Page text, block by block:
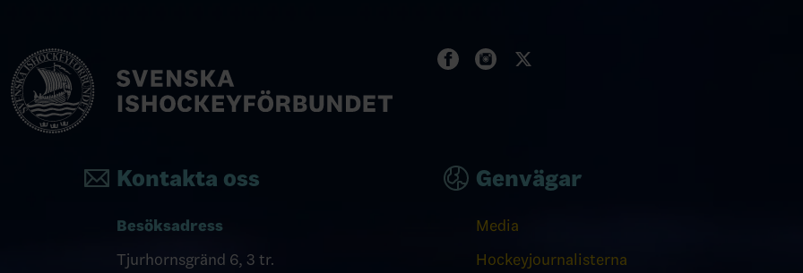
Kontakta oss
Besöksadress
Tjurhornsgränd 6, 3 tr.
Genvägar
Media
Hockeyjournalisterna